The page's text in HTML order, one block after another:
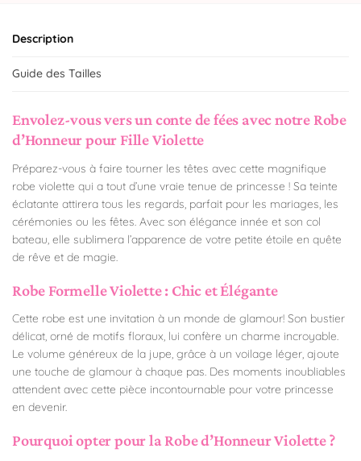
Description
Guide des Tailles
Envolez-vous vers un conte de fées avec notre Robe
d’Honneur pour Fille Violette
Préparez-vous à faire tourner les têtes avec cette magnifique
robe violette qui a tout d’une vraie tenue de princesse ! Sa teinte
éclatante attirera tous les regards, parfait pour les mariages, les
cérémonies ou les fêtes. Avec son élégance innée et son col
bateau, elle sublimera l’apparence de votre petite étoile en quête
de rêve et de magie.
Robe Formelle Violette : Chic et Élégante
Cette robe est une invitation à un monde de glamour! Son bustier
délicat, orné de motifs floraux, lui confère un charme incroyable.
Le volume généreux de la jupe, grâce à un voilage léger, ajoute
une touche de glamour à chaque pas. Des moments inoubliables
attendent avec cette pièce incontournable pour votre princesse
en devenir.
Pourquoi opter pour la Robe d’Honneur Violette ?